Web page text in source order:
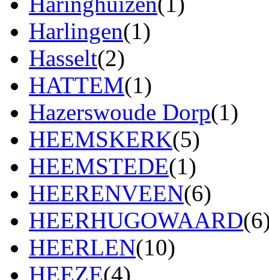
Harlingen(1)
Hasselt(2)
HATTEM(1)
Hazerswoude Dorp(1)
HEEMSKERK(5)
HEEMSTEDE(1)
HEERENVEEN(6)
HEERHUGOWAARD
HEERLEN(10)
HEEZE(4)